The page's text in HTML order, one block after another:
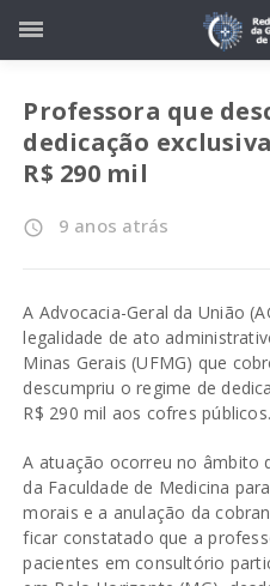
Professora que
dedicação
R$ 290 mil
access_time 9 anos atrás
A Advocacia-Geral da União
legalidade de ato
Minas Gerais (UFMG) que
descumpriu o regime de
R$ 290 mil aos cofres públicos.
A atuação ocorreu no âmbito
da Faculdade de Medicina
morais e a anulação da
ficar constatado que a
pacientes em consultório